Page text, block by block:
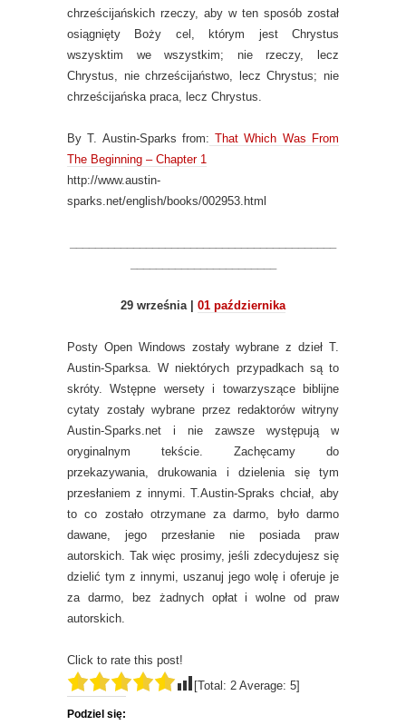
chrześcijańskich rzeczy, aby w ten sposób został
osiągnięty Boży cel, którym jest Chrystus
wszysktim we wszystkim; nie rzeczy, lecz
Chrystus, nie chrześcijaństwo, lecz Chrystus; nie
chrześcijańska praca, lecz Chrystus.
By T. Austin-Sparks from: That Which Was From
The Beginning – Chapter 1
http://www.austin-
sparks.net/english/books/002953.html
29 września | 01 października
Posty Open Windows zostały wybrane z dzieł T.
Austin-Sparksa. W niektórych przypadkach są to
skróty. Wstępne wersety i towarzyszące biblijne
cytaty zostały wybrane przez redaktorów witryny
Austin-Sparks.net i nie zawsze występują w
oryginalnym tekście. Zachęcamy do
przekazywania, drukowania i dzielenia się tym
przesłaniem z innymi. T.Austin-Spraks chciał, aby
to co zostało otrzymane za darmo, było darmo
dawane, jego przesłanie nie posiada praw
autorskich. Tak więc prosimy, jeśli zdecydujesz się
dzielić tym z innymi, uszanuj jego wolę i oferuje je
za darmo, bez żadnych opłat i wolne od praw
autorskich.
Click to rate this post!
[Total: 2 Average: 5]
Podziel się: